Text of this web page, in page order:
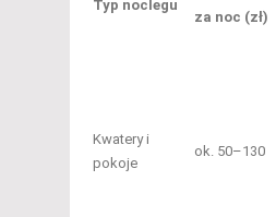
Typ noclegu
za noc (zł)
Kwatery i
pokoje
ok. 50–130